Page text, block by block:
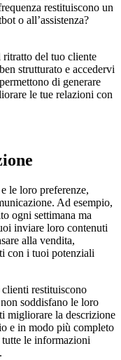
restituiscono un
o all’assistenza?
del tuo cliente
strutturato e accedervi
di generare
le tue relazioni con
le loro preferenze,
Ad esempio,
ogni settimana ma
inviare loro contenuti
alla vendita,
con i tuoi potenziali
restituiscono
soddisfano le loro
migliorare la descrizione
e in modo più completo
tutte le informazioni